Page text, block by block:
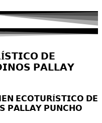
𝗗𝗘
𝗣𝗔𝗟𝗟𝗔𝗬
𝗘𝗖𝗢𝗧𝗨𝗥Í𝗦𝗧𝗜𝗖𝗢 𝗗𝗘
𝗣𝗔𝗟𝗟𝗔𝗬 𝗣𝗨𝗡𝗖𝗛𝗢